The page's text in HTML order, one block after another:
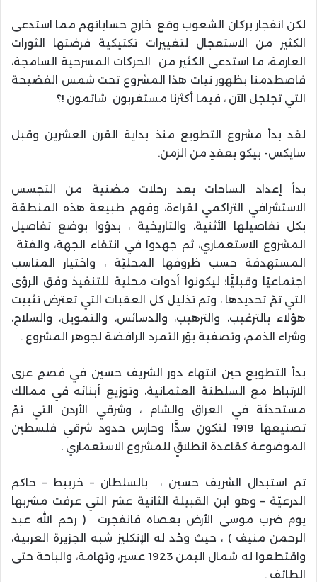
لكن انفجار بركان الشعوب وقع خارج حساباتهم مما استدعى
الكثير من الاستعجال لتغييرات تكتيكية فرضتها الثورات
العارمة، ما استدعى الكثير من الحركات المسرحية السامجة،
فاصطدمنا بظهور نيات هذا المشروع تحت شمس الفضيحة
التي تجلجل الآن ، فيما أكثرنا مستغربون شاتمون !؟
لقد بدأ مشروع التطويع منذ بداية القرن العشرين وقبل
سايكس- بيكو بعقدٍ من الزمن.
بدأ إعداد الساحات بعد رحلات مضنية من التجسس
الاستشرافي التراكمي لقراءة، وفهم طبيعة هذه المنطقة
بكل تفاصيلها الأثنية، والتاريخية ، بدؤوا بوضع تفاصيل
المشروع الاستعماري، ثم جهدوا في انتقاء الجهة، والفئة
المستهدفة حسب ظروفها المحليّة ، واختيار المناسب
اجتماعيًا وقبليًّا؛ ليكونوا أدوات محلية للتنفيذ وفق الرؤى
التي تمّ تحديدها ، وتم تذليل كل العقبات التي تعترض تثبيت
هؤلاء بالترغيب، والترهيب، والدسائس، والتمويل، والسلاح،
وشراء الذمم، وتصفية بؤر التمرد الرافضة لجوهر المشروع .
بدأ التطويع حين انتهاء دور الشريف حسين في فصمِ عرى
الارتباط مع السلطنة العثمانية، وتوزيع أبنائه في ممالك
مستحدثة في العراق والشام ، وشرقي الأردن التي تمّ
تصنيعها 1919 لتكون سدًّا وحارس حدود شرقي فلسطين
الموضوعة كقاعدة انطلاقٍ للمشروع الاستعماري .
تم استبدال الشريف حسين ، بالسلطان – خريبط – حاكم
الدرعيّة – وهو ابن القبيلة الثانية عشر التي عرفت مشربها
يوم ضرب موسى الأرض بعصاه فانفجرت ( رحم الله عبد
الرحمن منيف ) ، حيث وحّد له الإنكليز شبه الجزيرة العربية،
واقتطعوا له شمال اليمن 1923 عسير، وتهامة، والباحة حتى
الطائف .